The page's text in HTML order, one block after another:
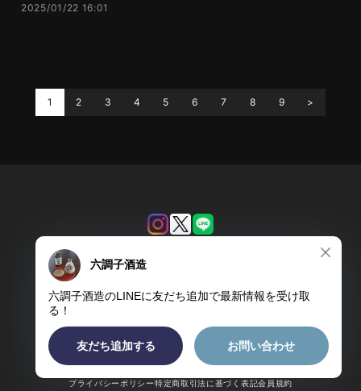
2025/01/22 16:01
1 2 3 4 5 6 7 8 9
プライバシーポリシー特定商取引法に基づく表記会員規約